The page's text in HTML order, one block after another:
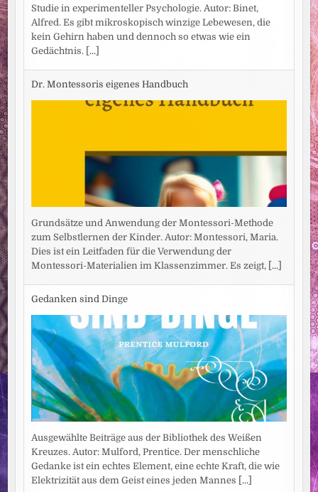
Studie in experimenteller Psychologie. Autor: Binet,
Alfred. Es gibt mikroskopisch winzige Lebewesen, die
kein Gehirn haben und dennoch so etwas wie ein
Gedächtnis.
[...]
Dr. Montessoris eigenes Handbuch
Grundsätze und Anwendung der Montessori-Methode
zum Selbstlernen der Kinder. Autor: Montessori, Maria.
Dies ist ein Leitfaden für die Verwendung der
Montessori-Materialien im Klassenzimmer. Es zeigt,
[...]
Gedanken sind Dinge
Ausgewählte Beiträge aus der Bibliothek des Weißen
Kreuzes. Autor: Mulford, Prentice. Der menschliche
Gedanke ist ein echtes Element, eine echte Kraft, die wie
Elektrizität aus dem Geist eines jeden Mannes
[...]